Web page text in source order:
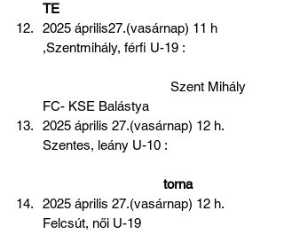
TE
2025 április27.(vasárnap) 11 h
,Szentmihály, férfi U-19 :
                                    Szent Mihály
FC- KSE Balástya
2025 április 27.(vasárnap) 12 h.
Szentes, leány U-10 :
torna
2025 április 27.(vasárnap) 12 h.
Felcsút, női U-19